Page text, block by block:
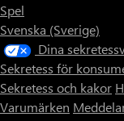
Spel
Svenska (Sverige)
Dina
Sekretess för
Sekretess och kakor
Varumärken